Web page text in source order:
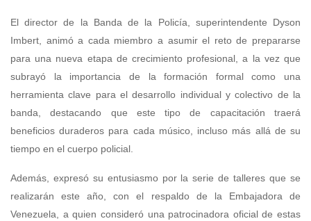
El director de la Banda de la Policía, superintendente Dyson
Imbert, animó a cada miembro a asumir el reto de prepararse
para una nueva etapa de crecimiento profesional, a la vez que
subrayó la importancia de la formación formal como una
herramienta clave para el desarrollo individual y colectivo de la
banda, destacando que este tipo de capacitación traerá
beneficios duraderos para cada músico, incluso más allá de su
tiempo en el cuerpo policial.
Además, expresó su entusiasmo por la serie de talleres que se
realizarán este año, con el respaldo de la Embajadora de
Venezuela, a quien consideró una patrocinadora oficial de estas